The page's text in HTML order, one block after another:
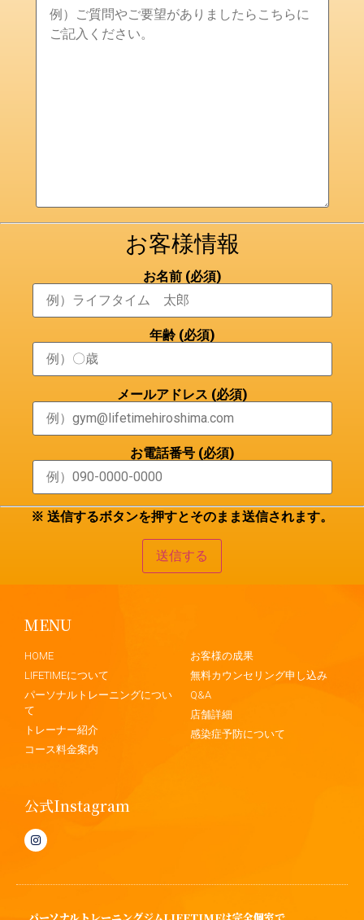
お客様情報
お名前 (必須)
年齢 (必須)
メールアドレス (必須)
お電話番号 (必須)
※ 送信するボタンを押すとそのまま送信されます。
MENU
HOME
LIFETIMEについて
パーソナルトレーニングについ
て
トレーナー紹介
コース料金案内
お客様の成果
無料カウンセリング申し込み
Q&A
店舗詳細
感染症予防について
公式Instagram